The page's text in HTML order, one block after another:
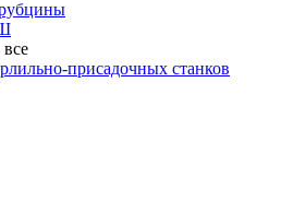
все
присадочных станков